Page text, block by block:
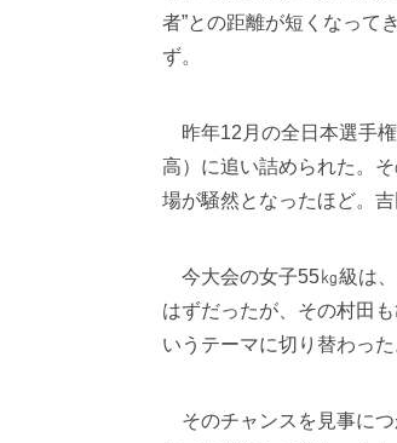
者”との距離が短くなって
ず。
昨年12月の全日本選手
高）に追い詰められた。
場が騒然となったほど。
今大会の女子55㎏級は
はずだったが、その村田
いうテーマに切り替わった
そのチャンスを見事につ